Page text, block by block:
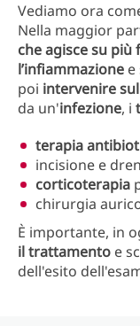
Vediamo ora
Nella maggior
che agisce su più
l’infiammazione e
poi intervenire
da un'infezione, i
terapia
incisione e
corticoterapia
chirurgia
È importante, in
il trattamento e
dell'esito